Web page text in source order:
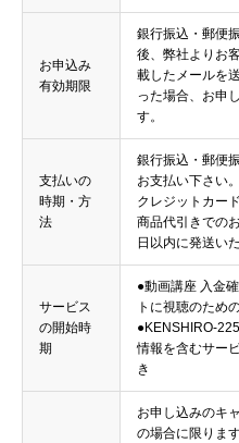
お申込み
有効期限
銀行振込・郵便
後、弊社よりお
載したメールを
った場合、お申
す。
支払いの
時期・方
法
銀行振込・郵便
お支払い下さい。
クレジットカー
商品代引きでの
日以内に発送い
サービス
の開始時
期
●動画講座 入金
トに視聴のため
●KENSHIRO-
情報を含むサー
き
お申し込みのキ
の場合に限ります